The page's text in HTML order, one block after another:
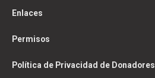
Enlaces
Permisos
Política de Privacidad de Donadores